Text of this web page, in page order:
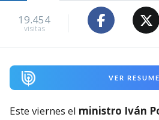
19.454
visitas
VER
Este viernes el ministro Iván